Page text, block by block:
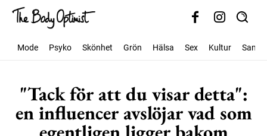
Mode Psyko Skönhet Grön Hälsa Sex Kultur
"Tack för att du visar detta":
en influencer avslöjar vad som